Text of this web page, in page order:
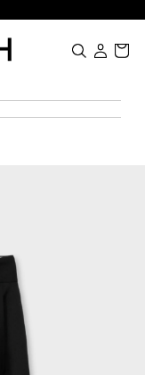
ント
知らせ